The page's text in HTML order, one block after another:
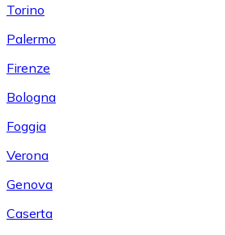
Torino
Palermo
Firenze
Bologna
Foggia
Verona
Genova
Caserta